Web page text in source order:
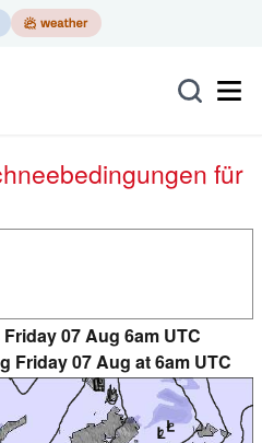
07 Aug 6am UTC
Friday 07 Aug at 6am UTC